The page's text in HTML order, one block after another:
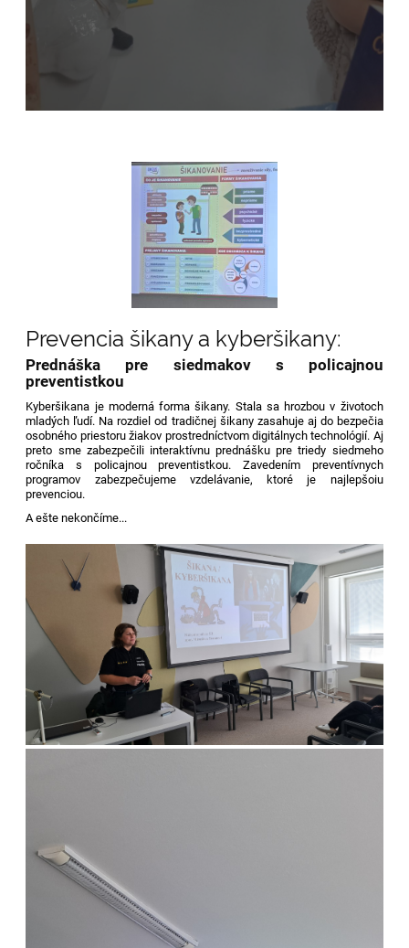
Prevencia šikany a kyberšikany:
Prednáška pre siedmakov s policajnou
preventistkou
Kyberšikana je moderná forma šikany. Stala sa hrozbou v životoch
mladých ľudí. Na rozdiel od tradičnej šikany zasahuje aj do bezpečia
osobného priestoru žiakov prostredníctvom digitálnych technológií. Aj
preto sme zabezpečili interaktívnu prednášku pre triedy siedmeho
ročníka s policajnou preventistkou. Zavedením preventívnych
programov zabezpečujeme vzdelávanie, ktoré je najlepšoiu
prevenciou.
A ešte nekončíme...